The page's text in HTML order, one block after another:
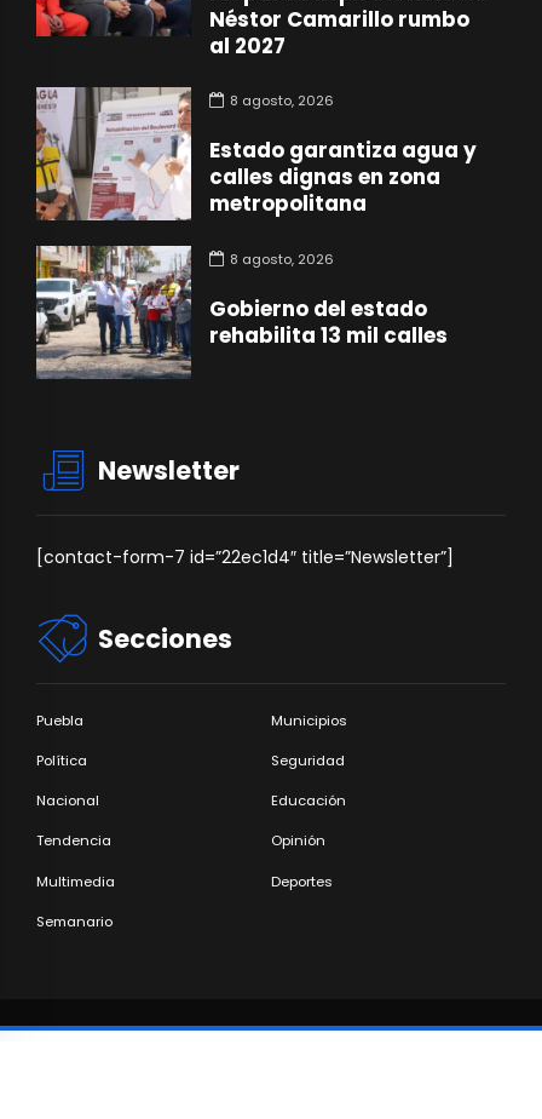
Néstor Camarillo rumbo
al 2027
8 agosto, 2026
Estado garantiza agua y
calles dignas en zona
metropolitana
8 agosto, 2026
Gobierno del estado
rehabilita 13 mil calles
Newsletter
[contact-form-7 id=”22ec1d4″ title=”Newsletter”]
Secciones
Puebla Municipios
Política Seguridad
Nacional Educación
Tendencia Opinión
Multimedia Deportes
Semanario